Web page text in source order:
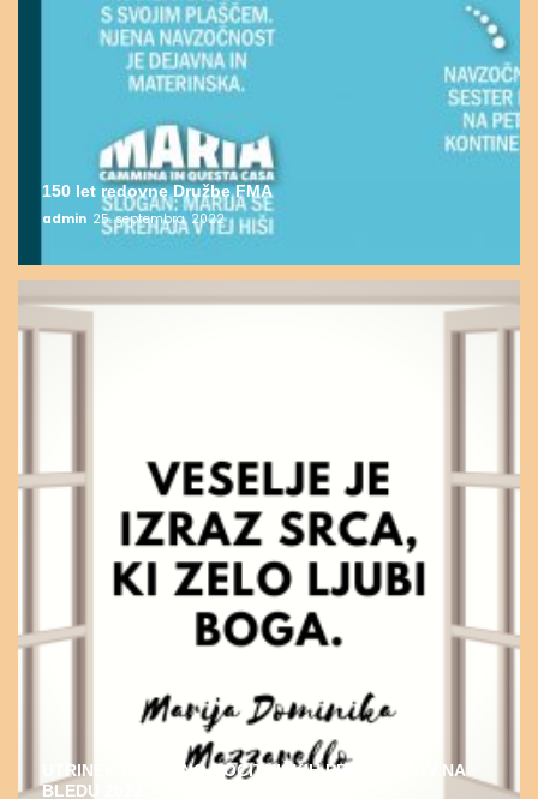
150 let redovne Družbe FMA
admin 25. septembra, 2022
UTRINEK DUHOVNO-POČITNIŠKIH PROGRAMOV NA
BLEDU 2022